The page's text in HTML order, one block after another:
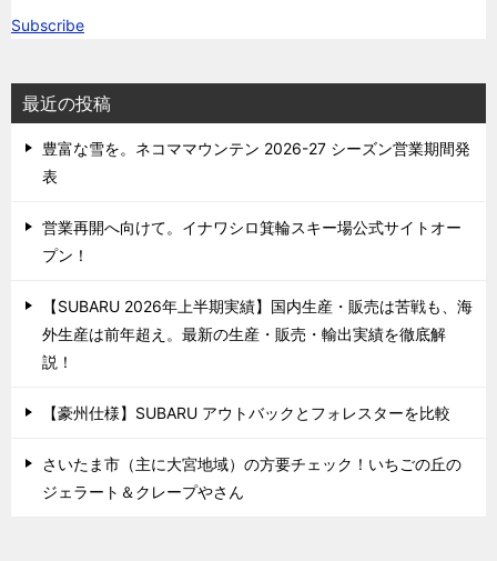
Subscribe
最近の投稿
豊富な雪を。ネコママウンテン 2026-27 シーズン営業期間発
表
営業再開へ向けて。イナワシロ箕輪スキー場公式サイトオー
プン！
【SUBARU 2026年上半期実績】国内生産・販売は苦戦も、海
外生産は前年超え。最新の生産・販売・輸出実績を徹底解
説！
【豪州仕様】SUBARU アウトバックとフォレスターを比較
さいたま市（主に大宮地域）の方要チェック！いちごの丘の
ジェラート＆クレープやさん